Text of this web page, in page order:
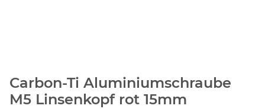
Carbon-Ti Aluminiumschraube
M5 Linsenkopf rot 15mm